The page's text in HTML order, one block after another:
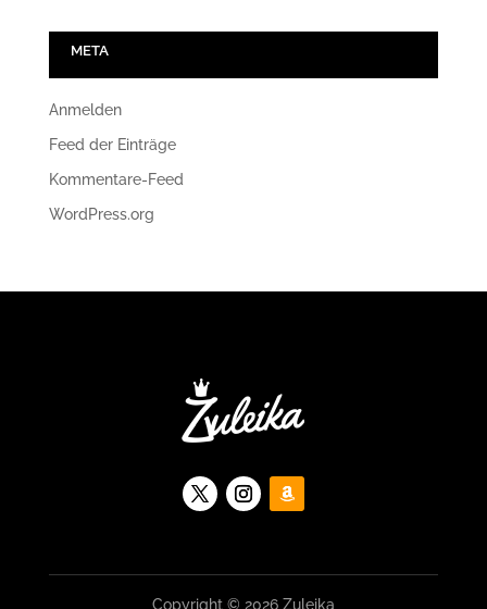
META
Anmelden
Feed der Einträge
Kommentare-Feed
WordPress.org
Copyright © 2026 Zuleika